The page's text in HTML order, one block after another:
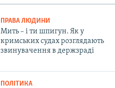
ПРАВА ЛЮДИНИ
Мить – і ти шпигун. Як у
кримських судах розглядають
звинувачення в держзраді
ПОЛІТИКА